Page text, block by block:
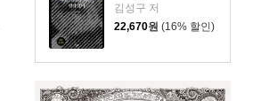
김성구 저
22,670원 (16% 할인)